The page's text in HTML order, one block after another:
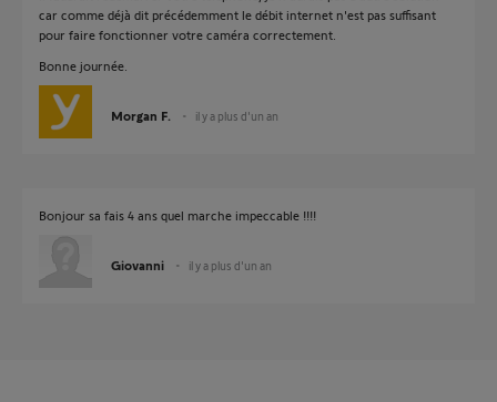
car comme déjà dit précédemment le débit internet n'est pas suffisant
pour faire fonctionner votre caméra correctement.
Bonne journée.
Morgan F. il y a plus d'un an
Bonjour sa fais 4 ans quel marche impeccable !!!!
Giovanni il y a plus d'un an